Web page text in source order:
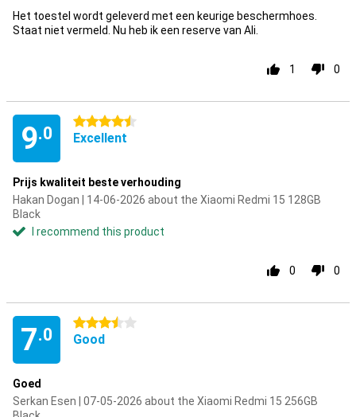
Het toestel wordt geleverd met een keurige beschermhoes.
Staat niet vermeld. Nu heb ik een reserve van Ali.
1 0
9.0
4.5 stars
Excellent
Prijs kwaliteit beste verhouding
Hakan Dogan | 14-06-2026 about the Xiaomi Redmi 15 128GB
Black
I recommend this product
0 0
7.0
3.5 stars
Good
Goed
Serkan Esen | 07-05-2026 about the Xiaomi Redmi 15 256GB